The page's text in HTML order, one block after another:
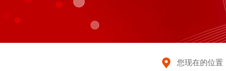
您现在的位置